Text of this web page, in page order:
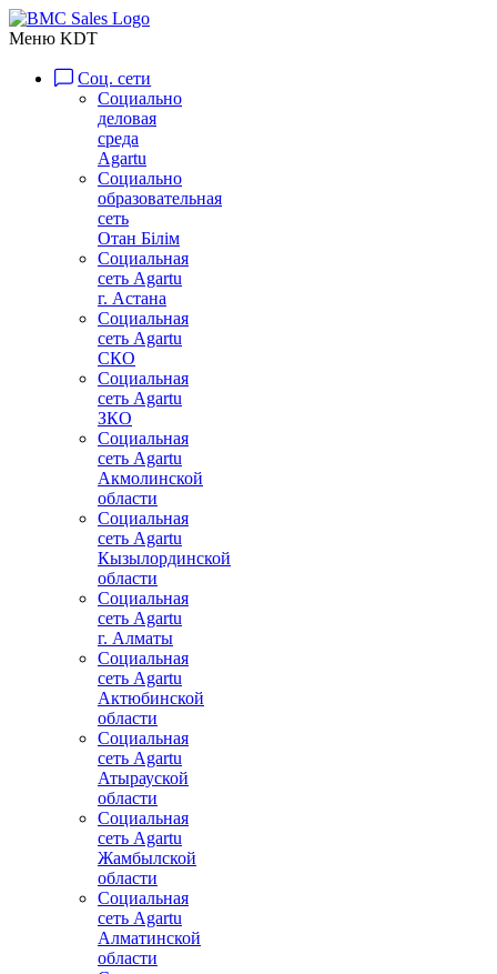
Меню KDT
Соц. сети
Социально
деловая
среда
Agartu
Социально
образовательная
сеть
Отан Бiлiм
Социальная
сеть Agartu
г. Астана
Социальная
сеть Agartu
СКО
Социальная
сеть Agartu
ЗКО
Социальная
сеть Agartu
Акмолинской
области
Социальная
сеть Agartu
Кызылординской
области
Социальная
сеть Agartu
г. Алматы
Социальная
сеть Agartu
Актюбинской
области
Социальная
сеть Agartu
Атырауской
области
Социальная
сеть Agartu
Жамбылской
области
Социальная
сеть Agartu
Алматинской
области